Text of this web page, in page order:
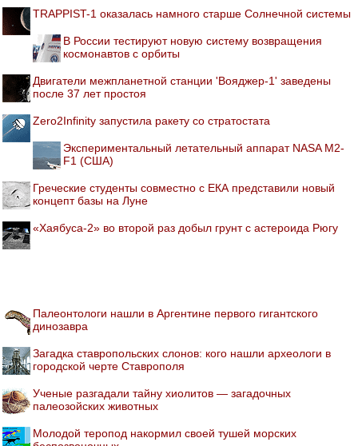
TRAPPIST-1 оказалась намного старше Солнечной системы
В России тестируют новую систему возвращения
космонавтов с орбиты
Двигатели межпланетной станции 'Вояджер-1' заведены
после 37 лет простоя
Zero2Infinity запустила ракету со стратостата
Экспериментальный летательный аппарат NASA M2-
F1 (США)
Греческие студенты совместно с ЕКА представили новый
концепт базы на Луне
«Хаябуса-2» во второй раз добыл грунт с астероида Рюгу
Палеонтологи нашли в Аргентине первого гигантского
динозавра
Загадка ставропольских слонов: кого нашли археологи в
городской черте Ставрополя
Ученые разгадали тайну хиолитов — загадочных
палеозойских животных
Молодой теропод накормил своей тушей морских